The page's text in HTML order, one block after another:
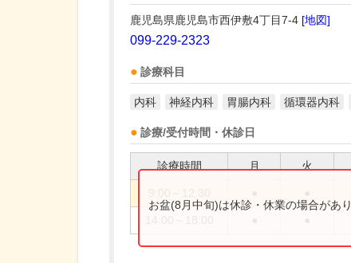
鹿児島県鹿児島市西伊敷4丁目7-4 [地図]
099-229-2323
診療科目
内科 神経内科 胃腸内科 循環器内科
診療/受付時間・休診日
診療時間 月 火
お盆(8月中旬)は休診・休業の場合があ